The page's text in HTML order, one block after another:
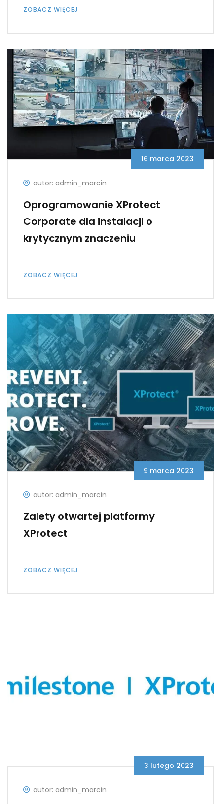
ZOBACZ WIĘCEJ
16 marca 2023
autor: admin_marcin
Oprogramowanie XProtect
Corporate dla instalacji o
krytycznym znaczeniu
ZOBACZ WIĘCEJ
9 marca 2023
autor: admin_marcin
Zalety otwartej platformy
XProtect
ZOBACZ WIĘCEJ
3 lutego 2023
autor: admin_marcin